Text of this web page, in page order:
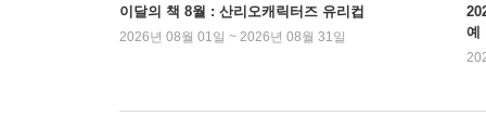
이달의 책 8월 : 산리오캐릭터즈 유리컵
2026년 08월 01일 ~ 2026년 08월 31일
예